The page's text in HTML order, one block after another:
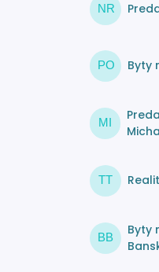
NR
PO Byty
MI
TT
BB
Byty